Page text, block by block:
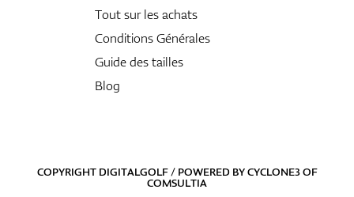
Tout sur les achats
Conditions Générales
Guide des tailles
Blog
COPYRIGHT DIGITALGOLF / POWERED BYCYCLONE3OF
COMSULTIA